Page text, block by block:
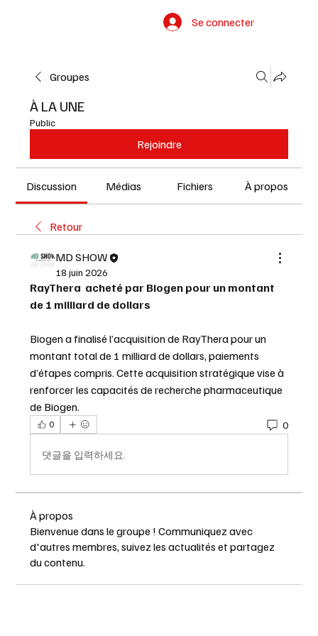
Se connecter
Groupes
À LA UNE
Public
Rejoindre
Discussion Médias Fichiers À propos
Retour
MD SHOW
18 juin 2026
RayThera  acheté par Biogen pour un montant
de 1 milliard de dollars
Biogen a finalisé l’acquisition de RayThera pour un
montant total de 1 milliard de dollars, paiements
d’étapes compris. Cette acquisition stratégique vise à
renforcer les capacités de recherche pharmaceutique
de Biogen.
0 0
댓글을 입력하세요.
À propos
Bienvenue dans le groupe ! Communiquez avec
d'autres membres, suivez les actualités et partagez
du contenu.